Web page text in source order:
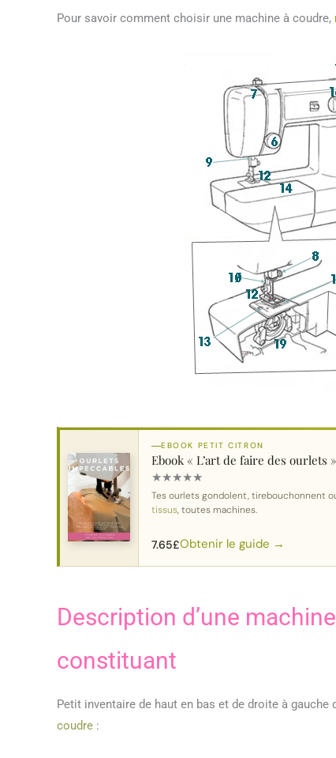
Pour savoir comment choisir une machine à coudre,
EBOOK PETIT CITRON
Ebook « L’art de faire des ourlets »
★★★★★
Tes ourlets gondolent, tirebouchonnent
tissus, toutes machines.
7.65£Obtenir le guide →
Description d’une
constituant
Petit inventaire de haut en bas et de droite à gauche
coudre :